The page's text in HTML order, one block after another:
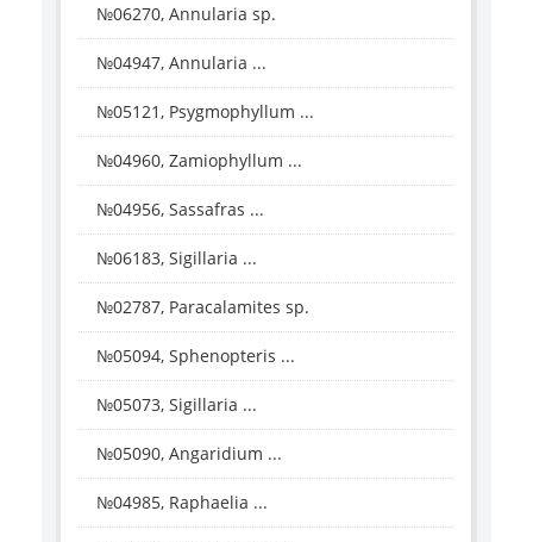
№06270, Annularia sp.
№04947, Annularia ...
№05121, Psygmophyllum ...
№04960, Zamiophyllum ...
№04956, Sassafras ...
№06183, Sigillaria ...
№02787, Paracalamites sp.
№05094, Sphenopteris ...
№05073, Sigillaria ...
№05090, Angaridium ...
№04985, Raphaelia ...